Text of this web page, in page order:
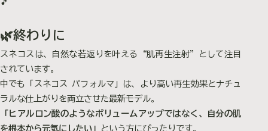
🌿終わりに
スネコスは、自然な若返りを叶える“肌再生注射”として注目
されています。
中でも「スネコス パフォルマ」は、より高い再生効果とナチュ
ラルな仕上がりを両立させた最新モデル。
「ヒアルロン酸のようなボリュームアップではなく、自分の肌
を根本から元気にしたい」
という方にぴったりです。